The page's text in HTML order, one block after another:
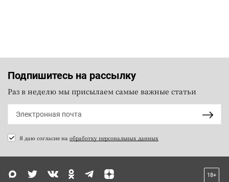
Подпишитесь на рассылку
Раз в неделю мы присылаем самые важные статьи
Я даю согласие на обработку персональных данных
18+